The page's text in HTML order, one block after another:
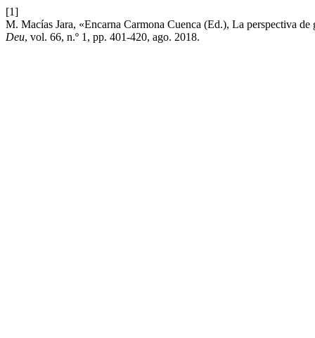
[1]
M. Macías Jara, «Encarna Carmona Cuenca (Ed.), La perspectiva
Deu, vol. 66, n.º 1, pp. 401-420, ago. 2018.